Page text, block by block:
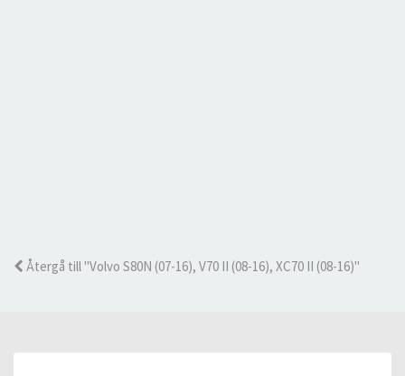
Återgå till "Volvo S80N (07-16), V70 II (08-16), XC70 II (08-16)"